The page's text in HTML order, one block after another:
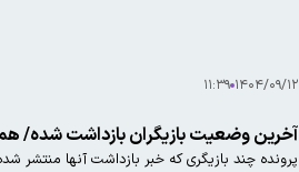
۱۴۰۴/۰۹/۱۲ ۱۱:۳۹
آخرین وضعیت بازیگران بازداشت شده/
پرونده چند بازیگری که خبر بازداشت آنها